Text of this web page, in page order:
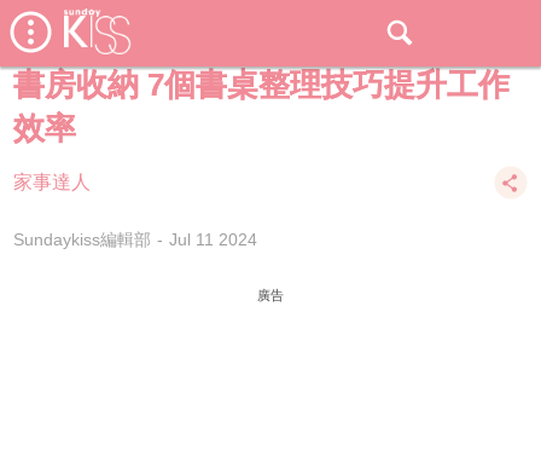
書房收納 7個書桌整理技巧提升工作
效率
家事達人
Sundaykiss編輯部 Jul 11 2024
廣告